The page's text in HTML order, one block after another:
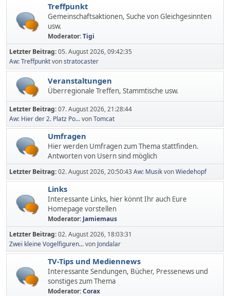
Treffpunkt
Gemeinschaftsaktionen, Suche von Gleichgesinnten
usw.
Moderator:Tigi
Letzter Beitrag:05. August 2026, 09:42:35
Aw: Treffpunktvonstratocaster
Veranstaltungen
Überregionale Treffen, Stammtische usw.
Letzter Beitrag:07. August 2026, 21:28:44
Aw: Hier der 2. Platz Po...vonTomcat
Umfragen
Hier werden Umfragen zum Thema stattfinden.
Antworten von Usern sind möglich
Letzter Beitrag:02. August 2026, 20:50:43Aw: MusikvonWiedehopf
Links
Interessante Links, hier könnt Ihr auch Eure
Homepage vorstellen
Moderator: Jamiemaus
Letzter Beitrag:02. August 2026, 18:03:31
Zwei kleine Vogelfiguren...von Jondalar
TV-Tips und Mediennews
Interessante Sendungen, Bücher, Pressenews und
sonstiges zum Thema
Moderator:Corax